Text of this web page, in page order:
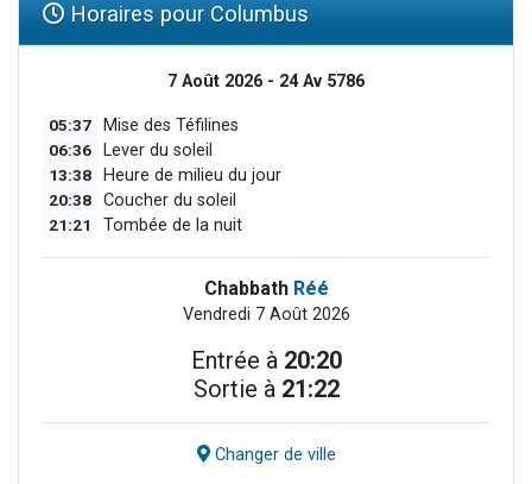
Horaires pour Columbus
7 Août 2026 - 24 Av 5786
05:37 Mise des Téfilines
06:36 Lever du soleil
13:38 Heure de milieu du jour
20:38 Coucher du soleil
21:21 Tombée de la nuit
Chabbath Réé
Vendredi 7 Août 2026
Entrée à 20:20
Sortie à 21:22
Changer de ville